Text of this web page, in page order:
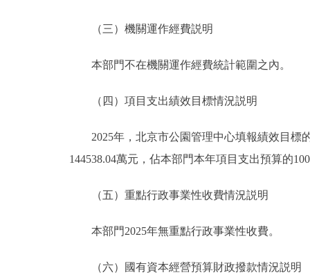
（三）機關運作經費説明
本部門不在機關運作經費統計範圍之內。
（四）項目支出績效目標情況説明
2025年，北京市公園管理中心填報績效目標的
144538.04萬元，佔本部門本年項目支出預算的
（五）重點行政事業性收費情況説明
本部門2025年無重點行政事業性收費。
（六）國有資本經營預算財政撥款情況説明